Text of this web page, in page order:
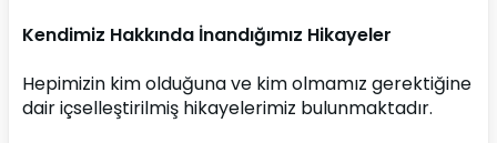
Kendimiz Hakkında İnandığımız Hikayeler
Hepimizin kim olduğuna ve kim olmamız gerektiğine
dair içselleştirilmiş hikayelerimiz bulunmaktadır.